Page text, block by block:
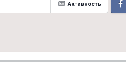
Активность